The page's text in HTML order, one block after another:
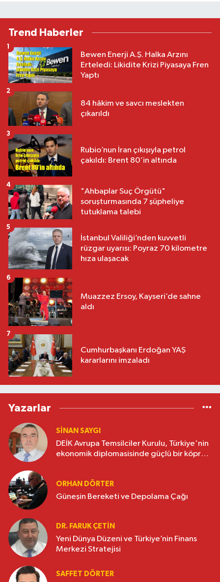
Trend Haberler
Bewen Enerji A.Ş. Halka Arzını
Erteledi: Likidite Krizi Piyasaya Fren
Yaptı
84 hâkim ve savcı meslekten
çıkarıldı
2
Rubio’nun İran çıkışıyla petrol
çakıldı: Brent 80’in altında
3
"Ahbaplar Suç Örgütü"
soruşturmasında 7 şüpheliye
tutuklama talebi
4
İstanbul Valiliği’nden kuvvetli
rüzgar uyarısı: Poyraz 70 kilometre
hıza ulaşacak
5
Muazzez Ersoy, Kayseri’de sahne
aldı
6
Cumhurbaşkanı Erdoğan YAŞ
kararlarını imzaladı
7
Yazarlar
SINAN SAYGI
DEİK Avrupa Temsilciler Kurulu, Türkiye'nin
ekonomik diplomasisinde güçlü bir köprü
ORHAN DÖRTER
Güneşin Bereketi ve Depolama Çağı
DR. FARUK ÇETİN
Yeni Dünya Düzeni ve Türkiye’nin Finans
Merkezi Stratejisi
SAFFET DÖRTER